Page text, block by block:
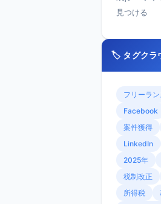
見つける
🏷️ タグクラ
フリーラン
Facebook
案件獲得
LinkedIn
2025年
税制改正
所得税